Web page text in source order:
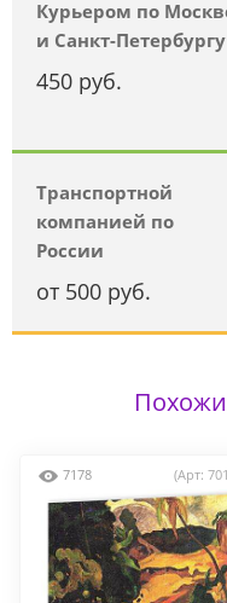
Курьером по
и Санкт-Петербургу
450 руб.
Транспортной
компанией по
России
от 500 руб.
7178 (Арт: